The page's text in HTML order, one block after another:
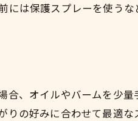
極意
ク
は保護スプレーを使う
、オイルやバームを少
の好みに合わせて最適